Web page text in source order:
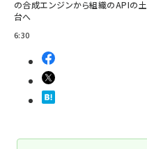
の合成エンジンから組織のAPIの土
台へ
6:30